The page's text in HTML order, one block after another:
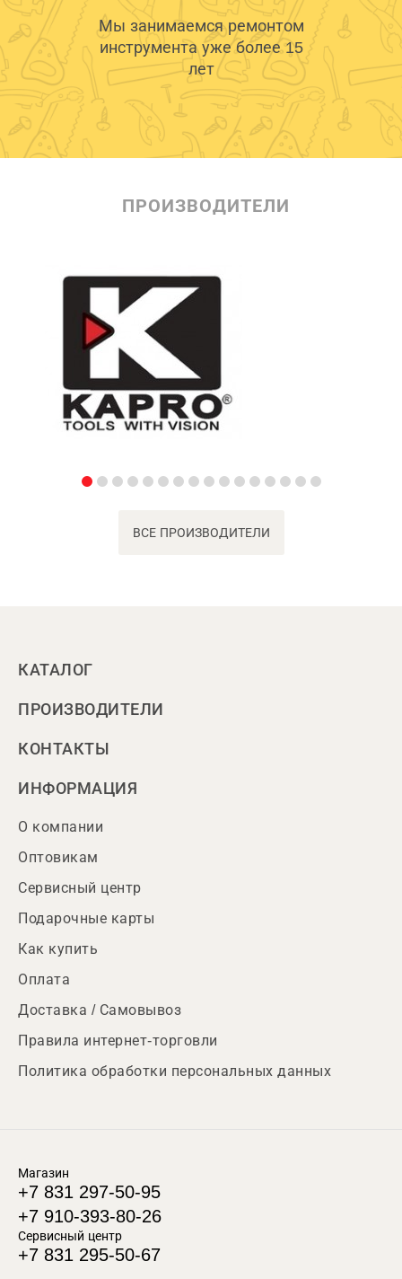
Мы занимаемся ремонтом
инструмента уже более 15
лет
ПРОИЗВОДИТЕЛИ
ВСЕ ПРОИЗВОДИТЕЛИ
КАТАЛОГ
ПРОИЗВОДИТЕЛИ
КОНТАКТЫ
ИНФОРМАЦИЯ
О компании
Оптовикам
Сервисный центр
Подарочные карты
Как купить
Оплата
Доставка / Самовывоз
Правила интернет-торговли
Политика обработки персональных данных
Магазин
+7 831 297-50-95
+7 910-393-80-26
Сервисный центр
+7 831 295-50-67